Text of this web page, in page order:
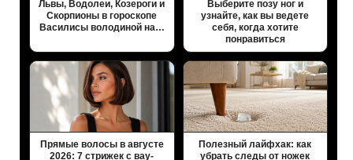
Львы, Водолеи, Козероги и
Скорпионы в гороскопе
Василисы володиной на…
Выберите позу ног и
узнайте, как вы ведете
себя, когда хотите
понравиться
Прямые волосы в августе
2026: 7 стрижек с вау-
Полезный лайфхак: как
убрать следы от ножек